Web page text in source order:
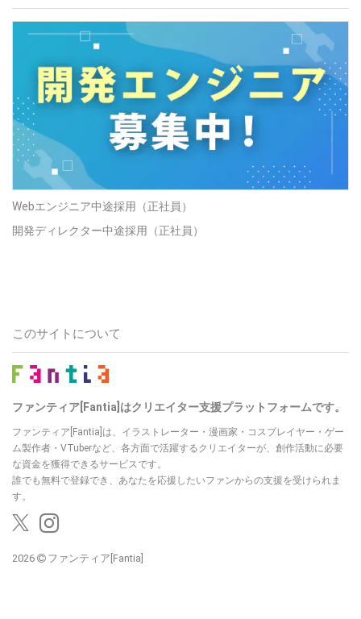
Webエンジニア中途採用（正社員）
開発ディレクター中途採用（正社員）
このサイトについて
ファンティア[Fantia]はクリエイター支援プラットフォームです。
ファンティア[Fantia]は、イラストレーター・漫画家・コスプレイヤー・ゲー
ム製作者・VTuberなど、各方面で活躍するクリエイターが、創作活動に必要
な資金を獲得できるサービスです。
誰でも無料で登録でき、あなたを応援したいファンからの支援を受けられま
す。
2026 ファンティア[Fantia]